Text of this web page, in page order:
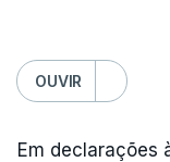
OUVIR
Em declarações